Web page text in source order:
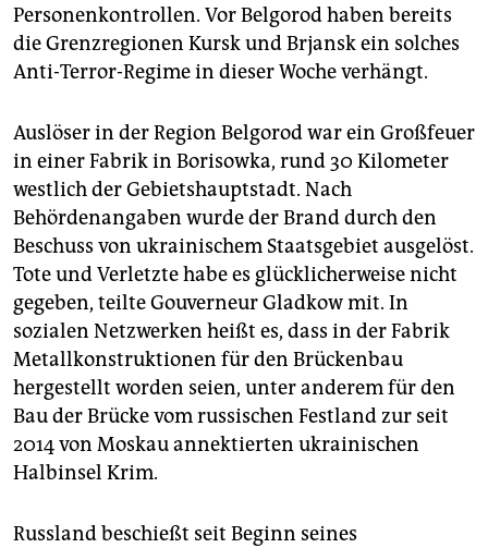
Personenkontrollen. Vor Belgorod haben bereits
die Grenzregionen Kursk und Brjansk ein solches
Anti-Terror-Regime in dieser Woche verhängt.
Auslöser in der Region Belgorod war ein Großfeuer
in einer Fabrik in Borisowka, rund 30 Kilometer
westlich der Gebietshauptstadt. Nach
Behördenangaben wurde der Brand durch den
Beschuss von ukrainischem Staatsgebiet ausgelöst.
Tote und Verletzte habe es glücklicherweise nicht
gegeben, teilte Gouverneur Gladkow mit. In
sozialen Netzwerken heißt es, dass in der Fabrik
Metallkonstruktionen für den Brückenbau
hergestellt worden seien, unter anderem für den
Bau der Brücke vom russischen Festland zur seit
2014 von Moskau annektierten ukrainischen
Halbinsel Krim.
Russland beschießt seit Beginn seines